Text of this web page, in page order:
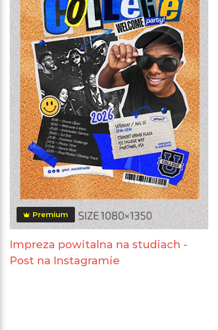
Premium
Impreza powitalna na studiach -
Post na Instagramie